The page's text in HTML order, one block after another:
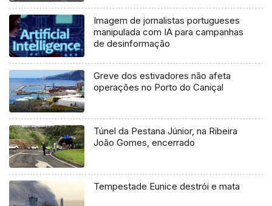
Imagem de jornalistas portugueses
manipulada com IA para campanhas
de desinformação
Greve dos estivadores não afeta
operações no Porto do Caniçal
Túnel da Pestana Júnior, na Ribeira
João Gomes, encerrado
Tempestade Eunice destrói e mata